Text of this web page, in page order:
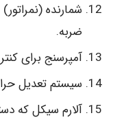
شمارنده
ضربه.
آمپرسنج برای
سیستم تعدیل
آلارم سیکل که